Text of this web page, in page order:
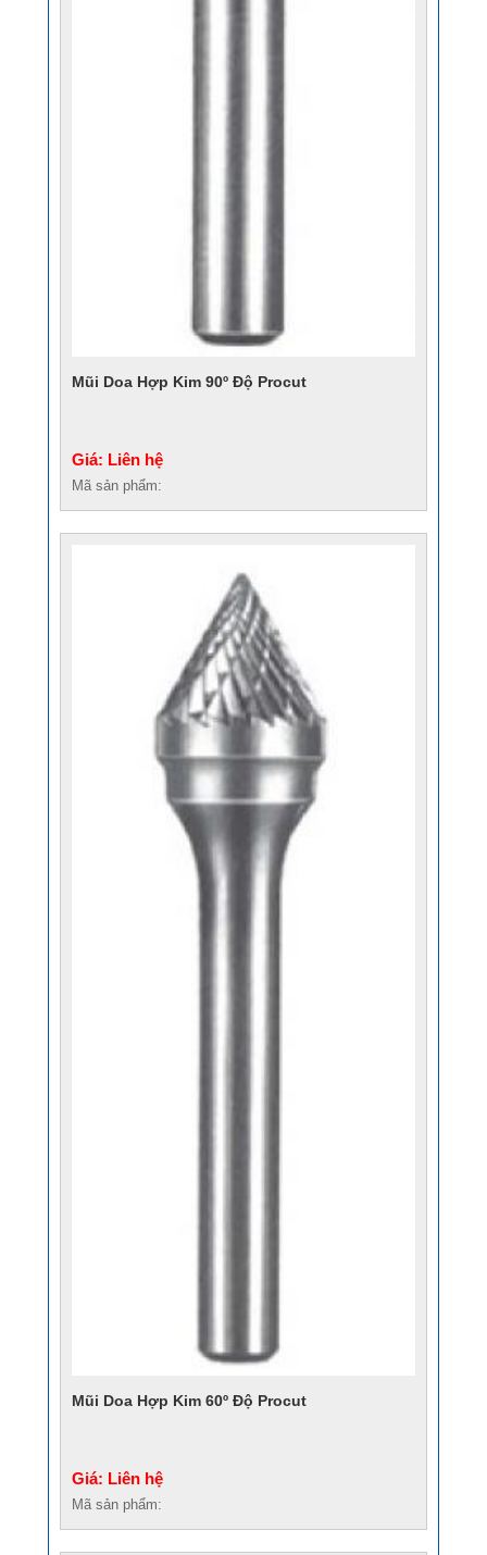
Mũi Doa Hợp Kim 90º Độ Procut
Giá: Liên hệ
Mã sản phẩm:
Mũi Doa Hợp Kim 60º Độ Procut
Giá: Liên hệ
Mã sản phẩm: